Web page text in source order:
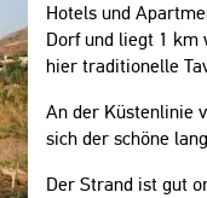
Hotels und
Dorf und liegt 1 km
hier traditionelle
An der Küstenlinie
sich der schöne
Der Strand ist gut